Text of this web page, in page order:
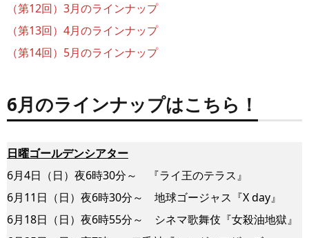
（第12回）3月のラインナップ
（第13回）4月のラインナップ
（第14回）5月のラインナップ
6月のラインナップはこちら！
日曜ゴールデンシアター
6月4日（日）夜6時30分～ 『ライ王のテラス』
6月11日（日）夜6時30分～ 地球ゴージャス『X day』
6月18日（日）夜6時55分～ シネマ歌舞伎『女殺油地獄』